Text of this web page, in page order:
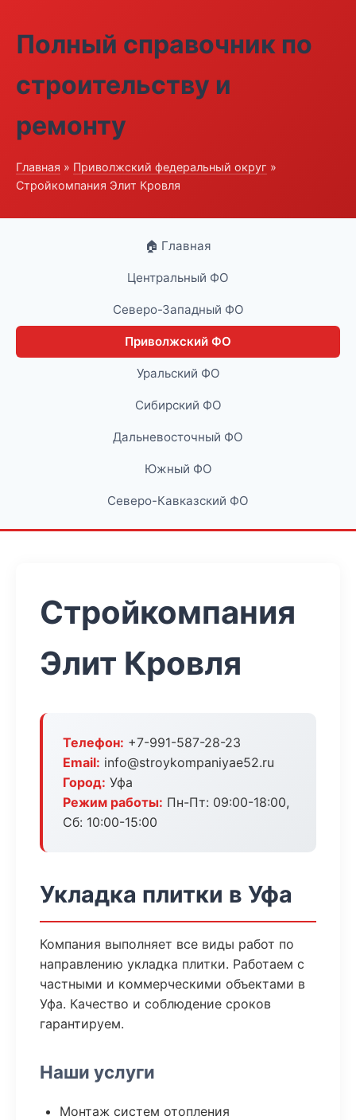
Полный справочник по
строительству и
ремонту
Главная » Приволжский федеральный округ »
Стройкомпания Элит Кровля
🏠 Главная
Центральный ФО
Северо-Западный ФО
Приволжский ФО
Уральский ФО
Сибирский ФО
Дальневосточный ФО
Южный ФО
Северо-Кавказский ФО
Стройкомпания
Элит Кровля
Телефон: +7-991-587-28-23
Email: info@stroykompaniyae52.ru
Город: Уфа
Режим работы: Пн-Пт: 09:00-18:00,
Сб: 10:00-15:00
Укладка плитки в Уфа
Компания выполняет все виды работ по
направлению укладка плитки. Работаем с
частными и коммерческими объектами в
Уфа. Качество и соблюдение сроков
гарантируем.
Наши услуги
Монтаж систем отопления